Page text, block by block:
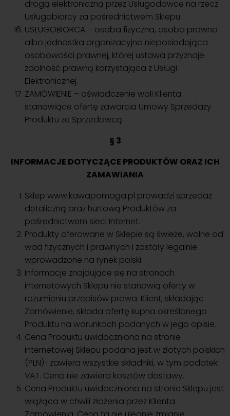
drogą elektroniczną przez Usługodawcę na rzecz
Usługobiorcy za pośrednictwem Sklepu.
USŁUGOBIORCA – osoba fizyczna, osoba prawna
albo jednostka organizacyjna nieposiadająca
osobowości prawnej, której ustawa przyznaje
zdolność prawną korzystająca z Usługi
Elektronicznej.
ZAMÓWIENIE – oświadczenie woli Klienta
stanowiące ofertę zawarcia Umowy Sprzedaży
Produktu ze Sprzedawcą.
§ 3
INFORMACJE DOTYCZĄCE PRODUKTÓW ORAZ ICH
ZAMAWIANIA
Sklep www.kawapomaga.pl prowadzi sprzedaż
detaliczną oraz hurtową Produktów za
pośrednictwem sieci Internet.
Produkty oferowane w Sklepie są świeże, wolne od
wad fizycznych i prawnych i zostały legalnie
wprowadzone na rynek polski.
Informacje znajdujące się na stronach
internetowych Sklepu nie stanowią oferty w
rozumieniu przepisów prawa. Klient, składając
Zamówienie, składa ofertę kupna określonego
Produktu na warunkach podanych w jego opisie.
Cena Produktu uwidoczniona na stronie
internetowej Sklepu podana jest w złotych polskich
(PLN) i zawiera wszystkie składniki, w tym podatek
VAT. Cena nie zawiera kosztów dostawy.
Cena Produktu uwidoczniona na stronie Sklepu jest
wiążąca w chwili złożenia przez Klienta